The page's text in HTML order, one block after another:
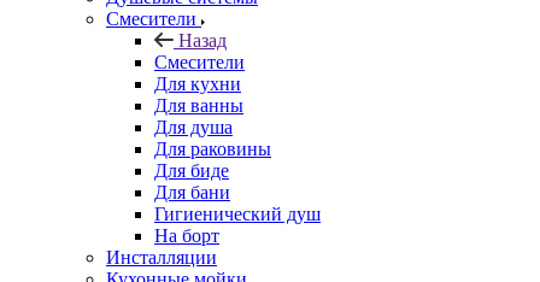
Смесители
Назад
Смесители
Для кухни
Для ванны
Для душа
Для раковины
Для биде
Для бани
Гигиенический душ
На борт
Инсталляции